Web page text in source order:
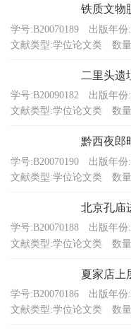
铁质文物
学号:B20070189 出版年份
文献类型:学位论文类
数
二里头遗
学号:B20090182 出版年份
文献类型:学位论文类
数
黔西夜郎
学号:B20070190 出版年份
文献类型:学位论文类
数量
北京孔庙
学号:B20070188 出版年份
文献类型:学位论文类
数
夏家店上
学号:B20070186 出版年份
文献类型:学位论文类
数